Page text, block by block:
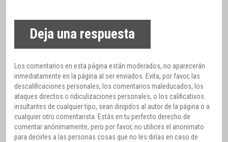
Deja una respuesta
Los comentarios en esta página están moderados, no aparecerán
inmediatamente en la página al ser enviados. Evita, por favor, las
descalificaciones personales, los comentarios maleducados, los
ataques directos o ridiculizaciones personales, o los calificativos
insultantes de cualquier tipo, sean dirigidos al autor de la página o a
cualquier otro comentarista. Estás en tu perfecto derecho de
comentar anónimamente, pero por favor, no utilices el anonimato
para decirles a las personas cosas que no les dirías en caso de